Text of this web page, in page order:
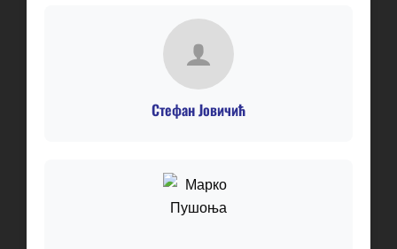
Стефан Јовичић